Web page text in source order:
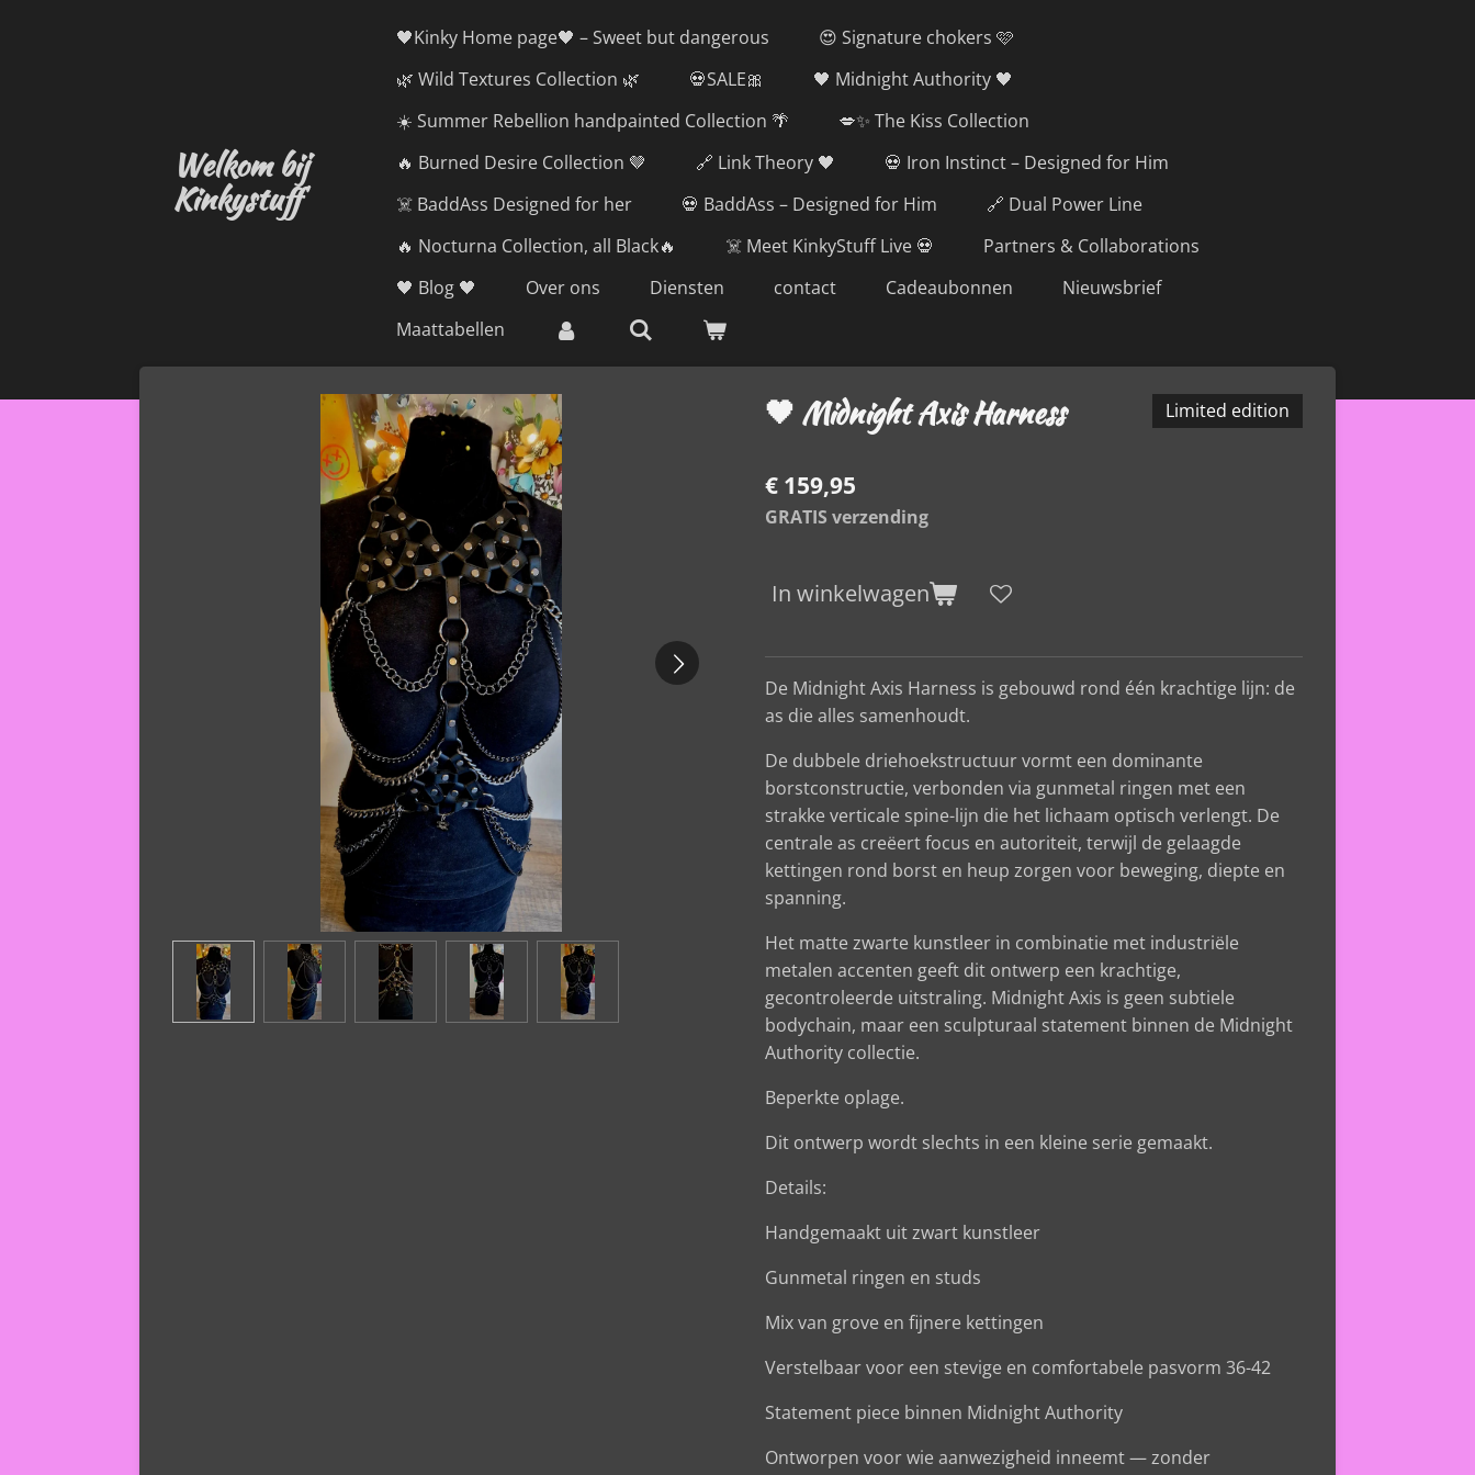
Welkom bij
Kinkystuff
🖤Kinky Home page🖤 – Sweet but dangerous
😍 Signature chokers 🩷
🌿 Wild Textures Collection 🌿
💀SALE🎀
🖤 Midnight Authority 🖤
☀️ Summer Rebellion handpainted Collection 🌴
💋✨ The Kiss Collection
🔥 Burned Desire Collection 🤎
🔗 Link Theory 🖤
💀 Iron Instinct – Designed for Him
☠️ BaddAss Designed for her
💀 BaddAss – Designed for Him
🔗 Dual Power Line
🔥 Nocturna Collection, all Black🔥
☠️ Meet KinkyStuff Live 💀
Partners & Collaborations
🖤 Blog 🖤
Over ons Diensten contact Cadeaubonnen
Nieuwsbrief
Maattabellen
🖤 Midnight Axis Harness Limited edition
€ 159,95
GRATIS verzending
In winkelwagen
De Midnight Axis Harness is gebouwd rond één krachtige lijn: de
as die alles samenhoudt.
De dubbele driehoekstructuur vormt een dominante
borstconstructie, verbonden via gunmetal ringen met een
strakke verticale spine-lijn die het lichaam optisch verlengt. De
centrale as creëert focus en autoriteit, terwijl de gelaagde
kettingen rond borst en heup zorgen voor beweging, diepte en
spanning.
Het matte zwarte kunstleer in combinatie met industriële
metalen accenten geeft dit ontwerp een krachtige,
gecontroleerde uitstraling. Midnight Axis is geen subtiele
bodychain, maar een sculpturaal statement binnen de Midnight
Authority collectie.
Beperkte oplage.
Dit ontwerp wordt slechts in een kleine serie gemaakt.
Details:
Handgemaakt uit zwart kunstleer
Gunmetal ringen en studs
Mix van grove en fijnere kettingen
Verstelbaar voor een stevige en comfortabele pasvorm 36-42
Statement piece binnen Midnight Authority
Ontworpen voor wie aanwezigheid inneemt — zonder